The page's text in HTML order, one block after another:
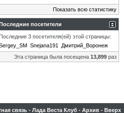
Показать всю статистику
посетители
Последние 3 посетителя(ей) этой страницы:
Snejana191
Дмитрий_Воронеж
Эта страница была посещена 13,899 раз
связь - Лада Веста Клуб - Архив - Вверх